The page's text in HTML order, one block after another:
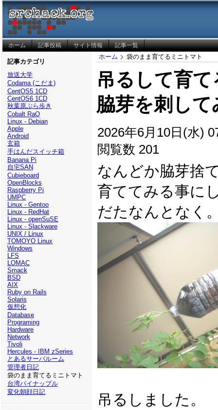
ホーム 記事投稿 サイト情報 記事一覧
記事カテゴリ
放送大学
Codama (こだま)
CentOS5 1CD
CentOS6 1CD
秋葉原ぶら歩き
Cobalt RaQ
Linux - Debian
Apple
Android
玄箱
手はんだスイッチ箱
Banana Pi
自宅SAN
Cubieboard
OpenBlocks
Raspberry Pi
UMPC
Linux - Gentoo
Linux - RedHat
Linux - openSuSE
Linux - Slackware
UNIX / Linux
TOMOYO Linux
Windows
LFS
LOMAC
Smack
BSD
AIX
Ruby on Rails
Solaris
仮想化
Database
Programing
Hardware
Network
Tivoli
Hercules - IBM zSeries
とあるサーバルーム
管理者日記
袋のまま育てるミニトマト
台湾パイナップル
変化朝顔日記
ホーム 袋のまま育てるミニトマト
吊るして育
脇芽を刺して
2026年6月10日(水)
閲覧数 201
なんどか脇芽捨
育ててみる事に
だたなんとなく
吊るしました。